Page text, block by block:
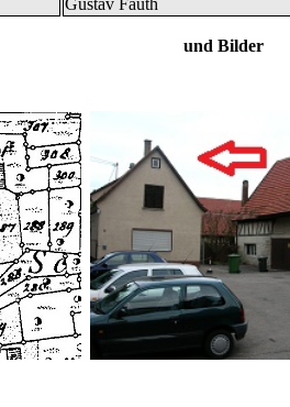
und Bilder